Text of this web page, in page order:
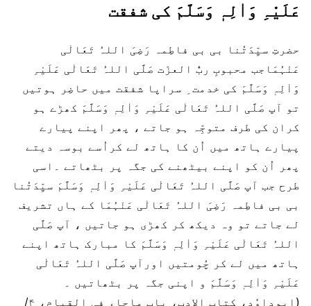
عَلَیْہِ وَاٰلِہٖ وَسَلَّمَ کی شفقت
حضرتِ سیِّدَتُنا بی بی فاطِمہ رَضِیَ اللہُ تَعَالٰی
عَنْہُمَاجب محبوبِ ربُّ العزّت صَلَّی اللہُ تَعَالٰی عَلَیْہِ
وَاٰلِہٖ وَسَلَّمَ کی خدمت ِ سراپا شفقت میں حاضِر ہوتیں
تو آپ صَلَّی اللہُ تَعَالٰی عَلَیْہِ وَاٰلِہٖ وَسَلَّمَ کھڑے ہو
کران کی طرف متوجِّہ ہو جاتے ، پھر اپنے پیارے
پیارے ہاتھ میں اُن کا ہاتھ لے کراُسے بوسہ دیتے
پھر اُن کو اپنے بیٹھنے کی جگہ پر بٹھاتے ۔اسی
طرح جب آپ صَلَّی اللہُ تَعَالٰی عَلَیْہِ وَاٰلِہٖ وَسَلَّمَ سیِّدَتُنا
بی بی فاطِمہ رَضِیَ اللہُ تَعَالٰی عَنْہُمَا کے ہاں تشریف
لے جاتے تو وہ دیکھ کر کھڑی ہو جاتیں ، آپ صَلَّی
اللہُ تَعَالٰی عَلَیْہِ وَاٰلِہٖ وَسَلَّمَ کا مبارک ہاتھ اپنے
ہاتھ میں لے کر چُومتیں اورآپ صَلَّی اللہُ تَعَالٰی
عَلَیْہِ وَاٰلِہٖ وَسَلَّمَ و اپنی جگہ پر بٹھاتیں ۔
(ابوداوٗد، کتاب الادب، باب ماجاء فی القیام، ۴/